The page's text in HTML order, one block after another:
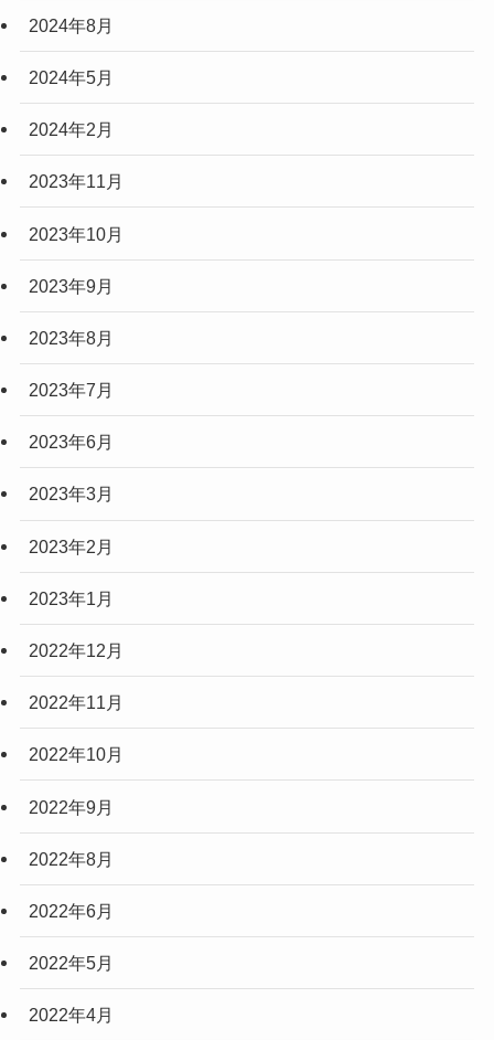
2024年8月
2024年5月
2024年2月
2023年11月
2023年10月
2023年9月
2023年8月
2023年7月
2023年6月
2023年3月
2023年2月
2023年1月
2022年12月
2022年11月
2022年10月
2022年9月
2022年8月
2022年6月
2022年5月
2022年4月